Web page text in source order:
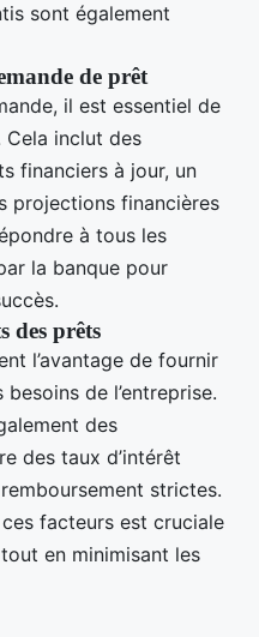
sont également
de prêt
il est essentiel de
inclut des
financiers à jour, un
projections financières
à tous les
la banque pour
des prêts
l’avantage de fournir
de l’entreprise.
des
des taux d’intérêt
strictes.
facteurs est cruciale
en minimisant les